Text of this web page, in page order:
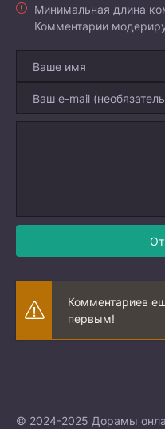
Минимальная длина
Комментарии
Комментариев
первым!
© 2024-2025 Дорамы